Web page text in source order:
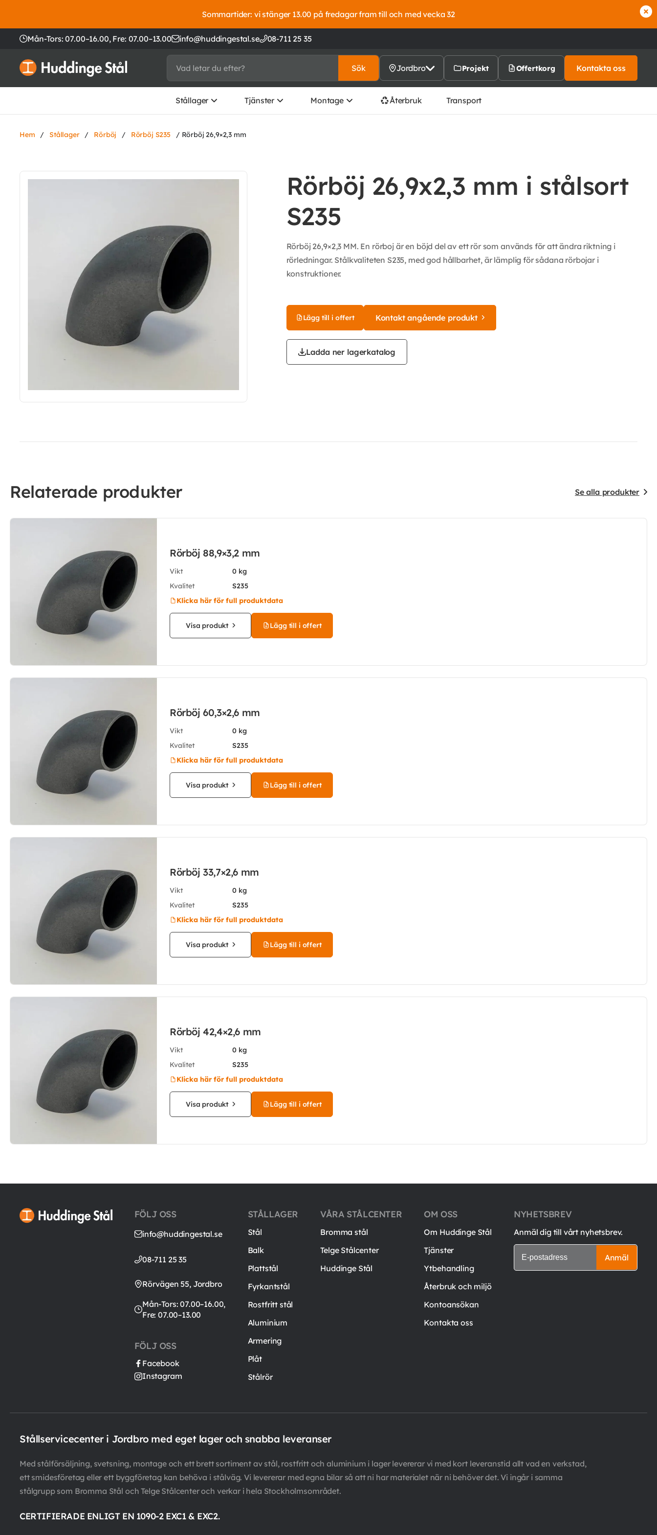
Sommartider: vi stänger 13.00 på fredagar fram till och med vecka 32
Mån-Tors: 07.00–16.00, Fre: 07.00–13.00 info@huddingestal.se 08-711 25 35
Sök Jordbro Projekt Offertkorg Kontakta oss
Stållager Tjänster Montage Återbruk Transport
Hem / Stållager / Rörböj / Rörböj S235 / Rörböj 26,9×2,3 mm
Rörböj 26,9x2,3 mm i stålsort
S235
Rörböj 26,9×2,3 MM. En rörboj är en böjd del av ett rör som används för att ändra riktning i
rörledningar. Stålkvaliteten S235, med god hållbarhet, är lämplig för sådana rörbojar i
konstruktioner.
Lägg till i offert Kontakt angående produkt
Ladda ner lagerkatalog
Relaterade produkter Se alla produkter
Rörböj 88,9×3,2 mm
Vikt
0 kg
Kvalitet
S235
Klicka här för full produktdata
Visa produkt Lägg till i offert
Rörböj 60,3×2,6 mm
Vikt
0 kg
Kvalitet
S235
Klicka här för full produktdata
Visa produkt Lägg till i offert
Rörböj 33,7×2,6 mm
Vikt
0 kg
Kvalitet
S235
Klicka här för full produktdata
Visa produkt Lägg till i offert
Rörböj 42,4×2,6 mm
Vikt
0 kg
Kvalitet
S235
Klicka här för full produktdata
Visa produkt Lägg till i offert
FÖLJ OSS
info@huddingestal.se
08-711 25 35
Rörvägen 55, Jordbro
Mån-Tors: 07.00–16.00,
Fre: 07.00–13.00
FÖLJ OSS
Facebook
Instagram
STÅLLAGER
Stål
Balk
Plattstål
Fyrkantstål
Rostfritt stål
Aluminium
Armering
Plåt
Stålrör
VÅRA STÅLCENTER
Bromma stål
Telge Stålcenter
Huddinge Stål
OM OSS
Om Huddinge Stål
Tjänster
Ytbehandling
Återbruk och miljö
Kontoansökan
Kontakta oss
NYHETSBREV
Anmäl dig till vårt nyhetsbrev.
Anmäl
Stållservicecenter i Jordbro med eget lager och snabba leveranser
Med stålförsäljning, svetsning, montage och ett brett sortiment av stål, rostfritt och aluminium i lager levererar vi med kort leveranstid allt vad en verkstad,
ett smidesföretag eller ett byggföretag kan behöva i stålväg. Vi levererar med egna bilar så att ni har materialet när ni behöver det. Vi ingår i samma
stålgrupp som Bromma Stål och Telge Stålcenter och verkar i hela Stockholmsområdet.
CERTIFIERADE ENLIGT EN 1090-2 EXC1 & EXC2.